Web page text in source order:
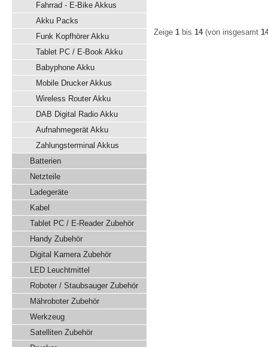
Fahrrad - E-Bike Akkus
Akku Packs
Funk Kopfhörer Akku
Tablet PC / E-Book Akku
Babyphone Akku
Mobile Drucker Akkus
Wireless Router Akku
DAB Digital Radio Akku
Aufnahmegerät Akku
Zahlungsterminal Akkus
Batterien
Netzteile
Ladegeräte
Kabel
Tablet PC / E-Reader Zubehör
Handy Zubehör
Digital Kamera Zubehör
LED Leuchtmittel
Roboter / Staubsauger Zubehör
Mähroboter Zubehör
Werkzeug
Satelliten Zubehör
Zeige 1 bis 14(von insgesamt